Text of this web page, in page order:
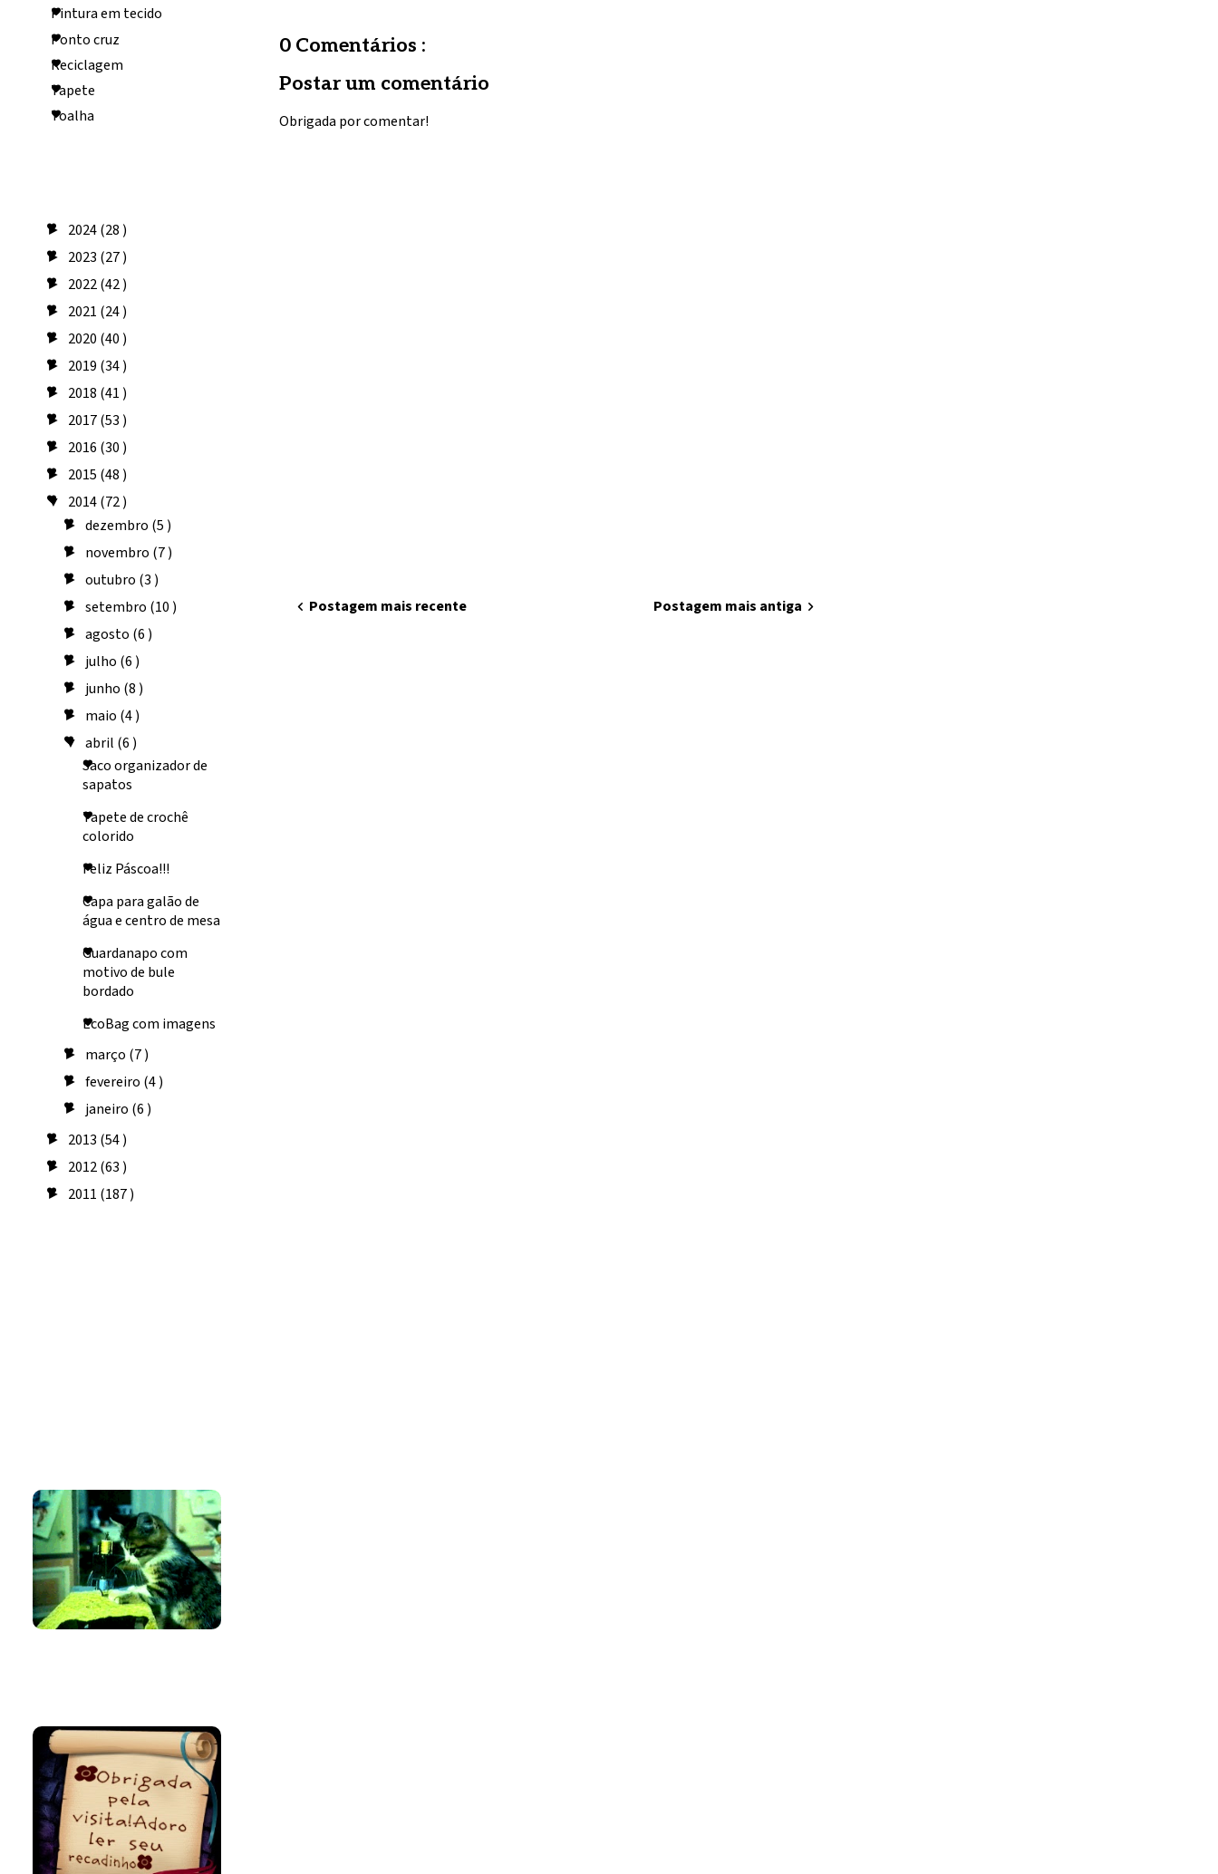
Pintura em tecido
Ponto cruz
Reciclagem
Tapete
Toalha
► 2024(28 )
► 2023 (27 )
► 2022(42 )
► 2021 (24 )
► 2020 (40 )
► 2019 (34 )
► 2018 (41 )
► 2017(53 )
► 2016 (30 )
► 2015 (48 )
▼ 2014(72 )
►dezembro (5 )
► novembro (7 )
►outubro (3 )
►setembro (10 )
►agosto (6 )
► julho (6 )
► junho (8 )
► maio (4 )
▼abril (6 )
Saco organizador de
sapatos
Tapete de crochê
colorido
Feliz Páscoa!!!
Capa para galão de
água e centro de mesa
Guardanapo com
motivo de bule
bordado
EcoBag com imagens
► março (7 )
►fevereiro (4 )
► janeiro (6 )
► 2013 (54 )
► 2012(63 )
► 2011 (187 )
0 Comentários :
Postar um comentário
Obrigada por comentar!
chevron_left Postagem mais recente Postagem mais antiga chevron_right